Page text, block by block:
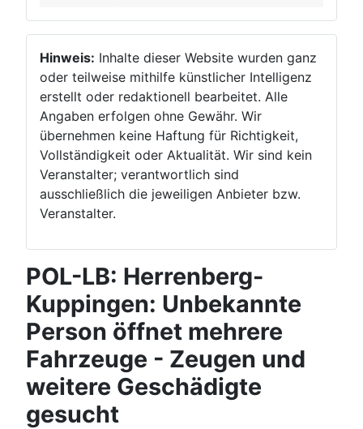
Hinweis: Inhalte dieser Website wurden ganz
oder teilweise mithilfe künstlicher Intelligenz
erstellt oder redaktionell bearbeitet. Alle
Angaben erfolgen ohne Gewähr. Wir
übernehmen keine Haftung für Richtigkeit,
Vollständigkeit oder Aktualität. Wir sind kein
Veranstalter; verantwortlich sind
ausschließlich die jeweiligen Anbieter bzw.
Veranstalter.
POL-LB: Herrenberg-
Kuppingen: Unbekannte
Person öffnet mehrere
Fahrzeuge - Zeugen und
weitere Geschädigte
gesucht